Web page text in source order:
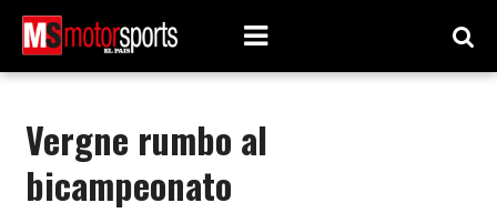
Vergne rumbo al
bicampeonato